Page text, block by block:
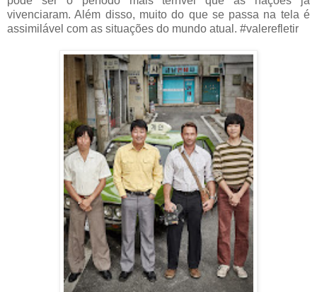
vivenciaram. Além disso, muito do que se passa na tela é
assimilável com as situações do mundo atual. #valerefletir